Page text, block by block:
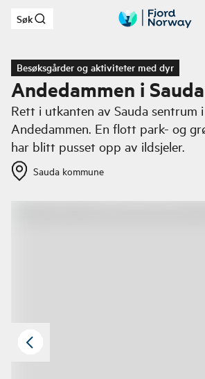
Hopp til hovedinnhold
Søk
Besøksgårder og aktiviteter med dyr
Andedammen i Sauda
Rett i utkanten av Sauda sentrum
Andedammen. En flott park- og
har blitt pusset opp av ildsjeler.
Sauda kommune